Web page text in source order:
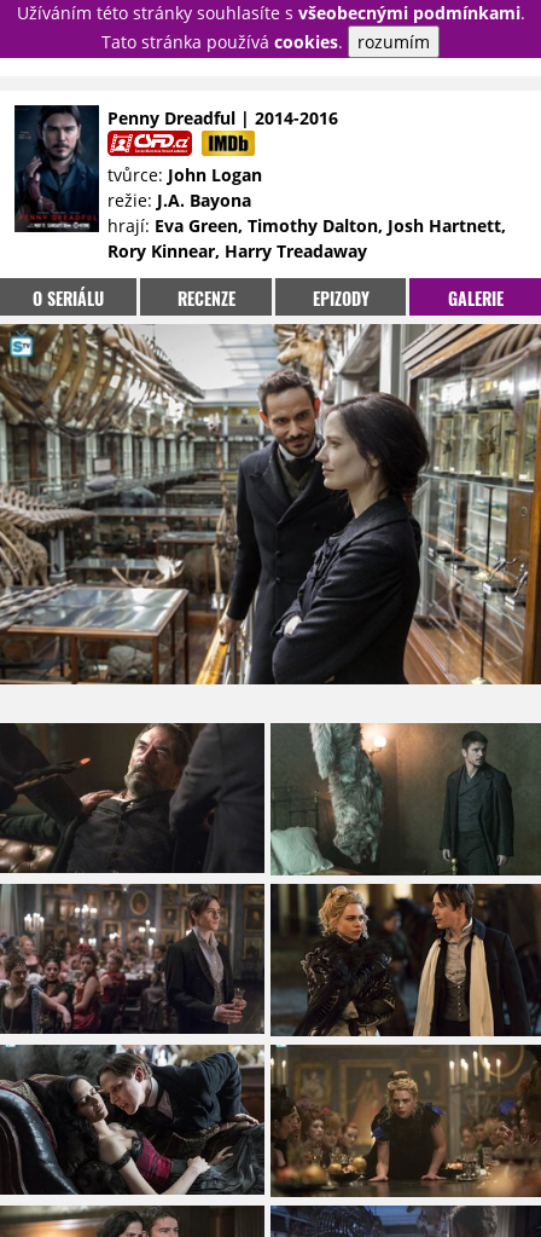
Užíváním této stránky souhlasíte s všeobecnými podmínkami.
Tato stránka používá cookies. rozumím
PŘIHLÁSIT
NOVINKY
TÉMATA
RECENZE
EPIZODY
KULT
TRAILERY
GALERIE
DISKUZE
STATISTIKY
TIRÁŽ
Penny Dreadful | 2014-2016
tvůrce: John Logan
režie: J.A. Bayona
hrají: Eva Green, Timothy Dalton, Josh Hartnett,
Rory Kinnear, Harry Treadaway
O SERIÁLU RECENZE EPIZODY GALERIE